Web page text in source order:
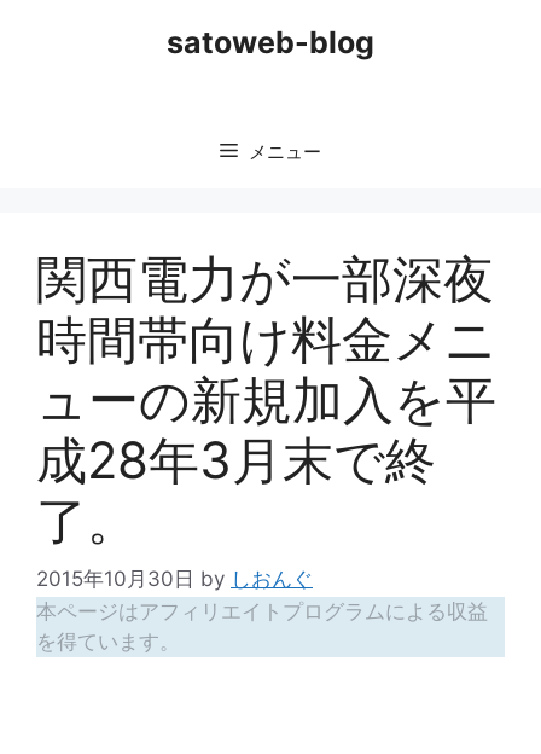
satoweb-blog
メニュー
関西電力が一部深夜
時間帯向け料金メニ
ューの新規加入を平
成28年3月末で終
了。
2015年10月30日 by しおんぐ
本ページはアフィリエイトプログラムによる収益
を得ています。